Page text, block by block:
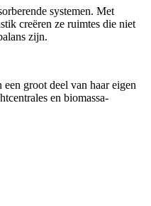
systemen. Met
creëren ze ruimtes die niet
zijn.
groot deel van haar eigen
en biomassa-